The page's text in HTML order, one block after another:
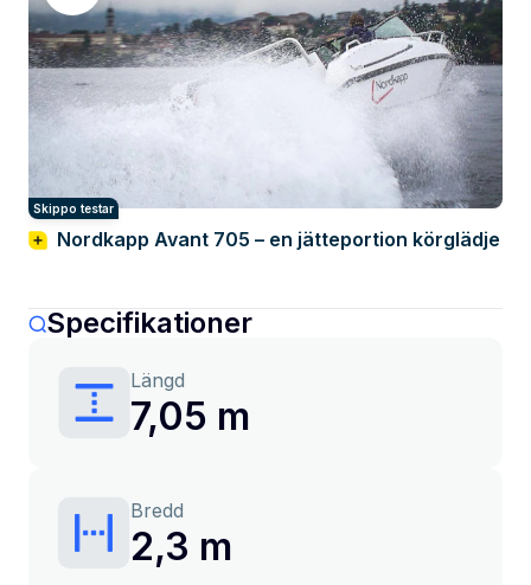
Skippo testar
Nordkapp Avant 705 – en jätteportion körglädje
Specifikationer
Längd
7,05 m
Bredd
2,3 m